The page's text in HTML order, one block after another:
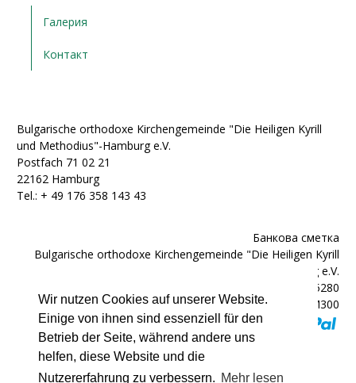
Wir nutzen Cookies auf unserer Website.
Einige von ihnen sind essenziell für den
Betrieb der Seite, während andere uns
helfen, diese Website und die
Nutzererfahrung zu verbessern. Mehr lesen
Галерия
Контакт
Bulgarische orthodoxe Kirchengemeinde "Die Heiligen Kyrill
und Methodius"-Hamburg e.V.
Postfach 71 02 21
22162 Hamburg
Tel.: + ‭49 176 358 143 43‬
Банкова сметка
Bulgarische orthodoxe Kirchengemeinde "Die Heiligen Kyrill
und Methodius"-Hamburg e.V.
IBAN: DE92200300000602025280
BIC: HYVEDEMM300